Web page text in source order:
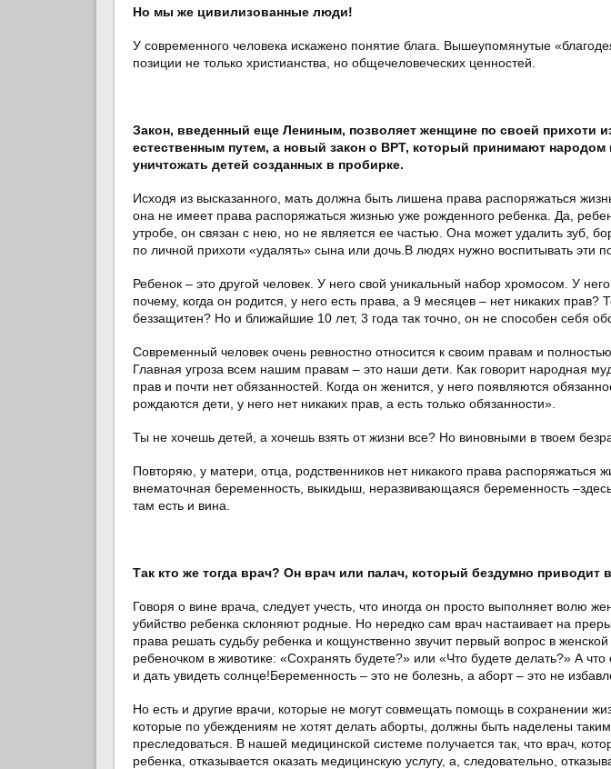
Но мы же цивилизованные люди!
У современного человека искажено понятие блага. Вышеупомянутые
позиции не только христианства, но общечеловеческих ценностей.
Закон, введенный еще Лениным, позволяет женщине по своей прихоти
естественным путем, а новый закон о ВРТ, который принимают народом
уничтожать детей созданных в пробирке.
Исходя из высказанного, мать должна быть лишена права распоряжаться
она не имеет права распоряжаться жизнью уже рожденного ребенка. Да,
утробе, он связан с нею, но не является ее частью. Она может удалить зуб,
по личной прихоти «удалять» сына или дочь.В людях нужно воспитывать эти
Ребенок – это другой человек. У него свой уникальный набор хромосом. У
почему, когда он родится, у него есть права, а 9 месяцев – нет никаких прав?
беззащитен? Но и ближайшие 10 лет, 3 года так точно, он не способен себя
Современный человек очень ревностно относится к своим правам и
Главная угроза всем нашим правам – это наши дети. Как говорит народная
прав и почти нет обязанностей. Когда он женится, у него появляются
рождаются дети, у него нет никаких прав, а есть только обязанности».
Ты не хочешь детей, а хочешь взять от жизни все? Но виновными в твоем
Повторяю, у матери, отца, родственников нет никакого права распоряжаться
внематочная беременность, выкидыш, неразвивающаяся беременность
там есть и вина.
Так кто же тогда врач? Он врач или палач, который бездумно приводит
Говоря о вине врача, следует учесть, что иногда он просто выполняет волю
убийство ребенка склоняют родные. Но нередко сам врач настаивает на
права решать судьбу ребенка и кощунственно звучит первый вопрос в
ребеночком в животике: «Сохранять будете?» или «Что будете делать?» А
и дать увидеть солнце!Беременность – это не болезнь, а аборт – это не
Но есть и другие врачи, которые не могут совмещать помощь в сохранении
которые по убеждениям не хотят делать аборты, должны быть наделены
преследоваться. В нашей медицинской системе получается так, что врач,
ребенка, отказывается оказать медицинскую услугу, а, следовательно,